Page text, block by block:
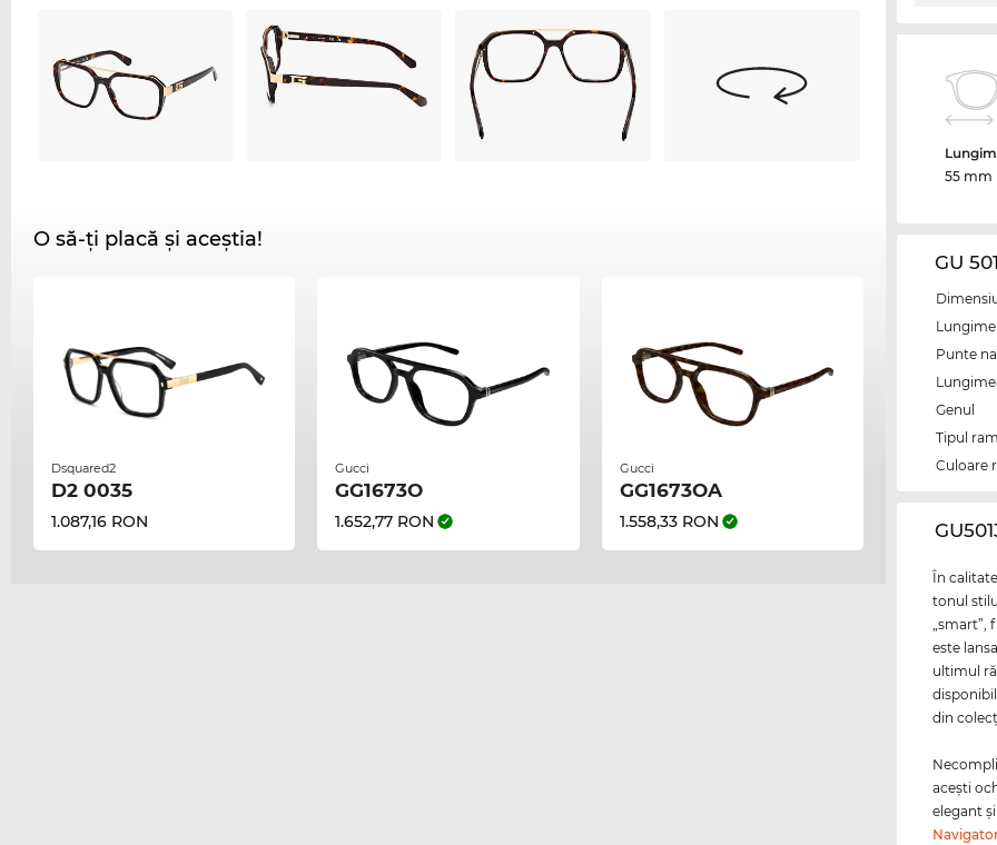
O să-ți placă și aceștia!
Dsquared2
D2 0035
1.087,16 RON
Gucci
GG1673O
1.652,77 RON
Gucci
GG1673OA
1.558,33 RON
55 mm
GU
Punte
Genul
Tipul
Culoare
În
tonul
„smart”,
este
ultimul
din
aceşti
elegant